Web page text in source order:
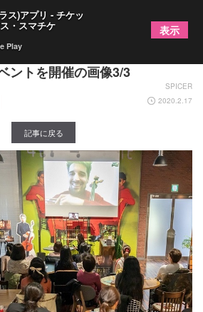
初のソロ公演について語る、来
ントを開催の画像3/3
SPICER
2020.2.17
記事に戻る
ス)アプリ - チケッ
・スマチケ
Play
表示